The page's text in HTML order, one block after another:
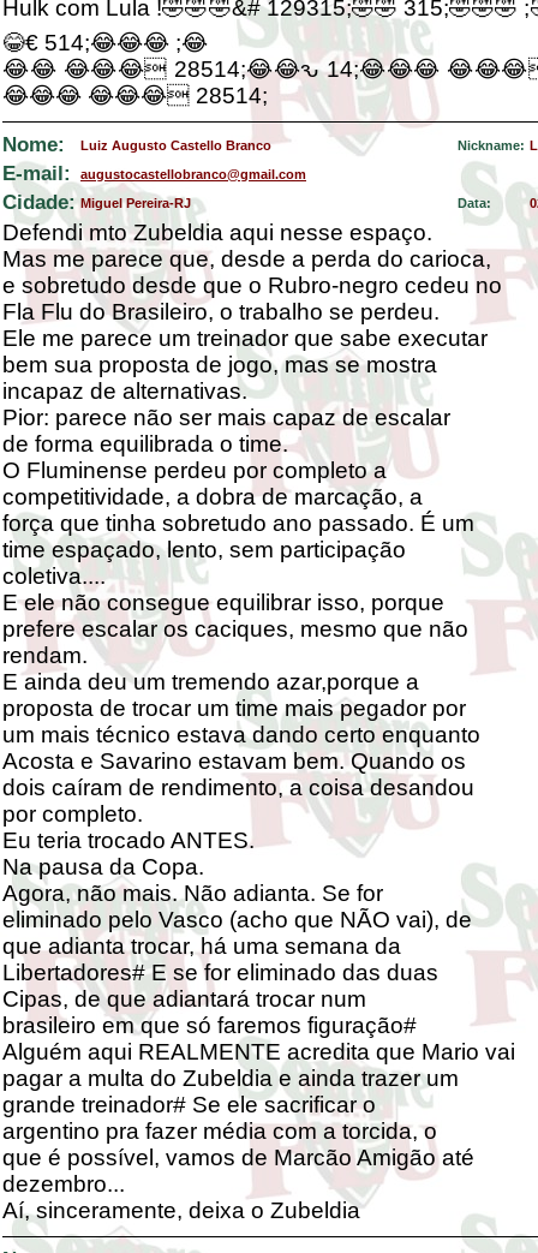
Hulk com Lula !🤣🤣🤣&# 129315;🤣🤣 315;🤣🤣🤣
😂€ 514;😂😂😂 ;😂
😂😂 😂😂😂 28514;😂😂ԅ 14;😂😂😂
😂😂😂 😂😂😂 28514;
Nome: Luiz Augusto Castello Branco Nickname:
E-mail: augustocastellobranco@gmail.com
Cidade: Miguel Pereira-RJ Data:
Defendi mto Zubeldia aqui nesse espaço.
Mas me parece que, desde a perda do carioca,
e sobretudo desde que o Rubro-negro cedeu no
Fla Flu do Brasileiro, o trabalho se perdeu.
Ele me parece um treinador que sabe executar
bem sua proposta de jogo, mas se mostra
incapaz de alternativas.
Pior: parece não ser mais capaz de escalar
de forma equilibrada o time.
O Fluminense perdeu por completo a
competitividade, a dobra de marcação, a
força que tinha sobretudo ano passado. É um
time espaçado, lento, sem participação
coletiva....
E ele não consegue equilibrar isso, porque
prefere escalar os caciques, mesmo que não
rendam.
E ainda deu um tremendo azar,porque a
proposta de trocar um time mais pegador por
um mais técnico estava dando certo enquanto
Acosta e Savarino estavam bem. Quando os
dois caíram de rendimento, a coisa desandou
por completo.
Eu teria trocado ANTES.
Na pausa da Copa.
Agora, não mais. Não adianta. Se for
eliminado pelo Vasco (acho que NÃO vai), de
que adianta trocar, há uma semana da
Libertadores# E se for eliminado das duas
Cipas, de que adiantará trocar num
brasileiro em que só faremos figuração#
Alguém aqui REALMENTE acredita que Mario vai
pagar a multa do Zubeldia e ainda trazer um
grande treinador# Se ele sacrificar o
argentino pra fazer média com a torcida, o
que é possível, vamos de Marcão Amigão até
dezembro...
Aí, sinceramente, deixa o Zubeldia